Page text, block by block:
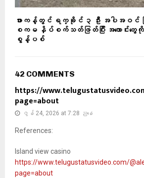
ဖားကန့်တွင် ရက္ခိုင် ၃ ဦး အပါအဝင်
စကမ နှိပ်စက်သတ်ဖြတ်ပြီး အလောင်းတွေကို လ
စွန့်ပစ်
42 COMMENTS
https://
page=about
ဇွန် 24, 2026 at 7:28 ညနေ
References:
Island view casino
https://www.telugustatusvideo.com/
page=about